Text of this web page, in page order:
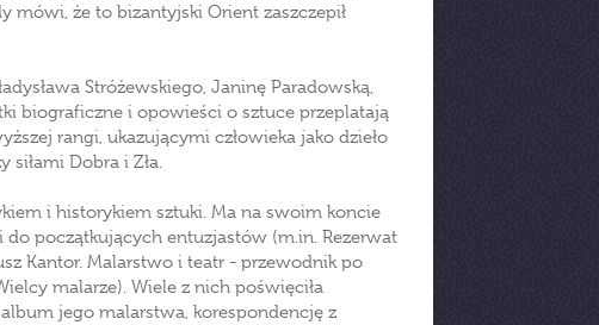
mówi, że to bizantyjski Orient zaszczepił
Stróżewskiego, Janinę Paradowską,
biograficzne i opowieści o sztuce przeplatają
rangi, ukazującymi człowieka jako dzieło
Dobra i Zła.
i historykiem sztuki. Ma na swoim koncie
początkujących entuzjastów (m.in. Rezerwat
Kantor. Malarstwo i teatr - przewodnik po
malarze). Wiele z nich poświęciła
jego malarstwa, korespondencję z